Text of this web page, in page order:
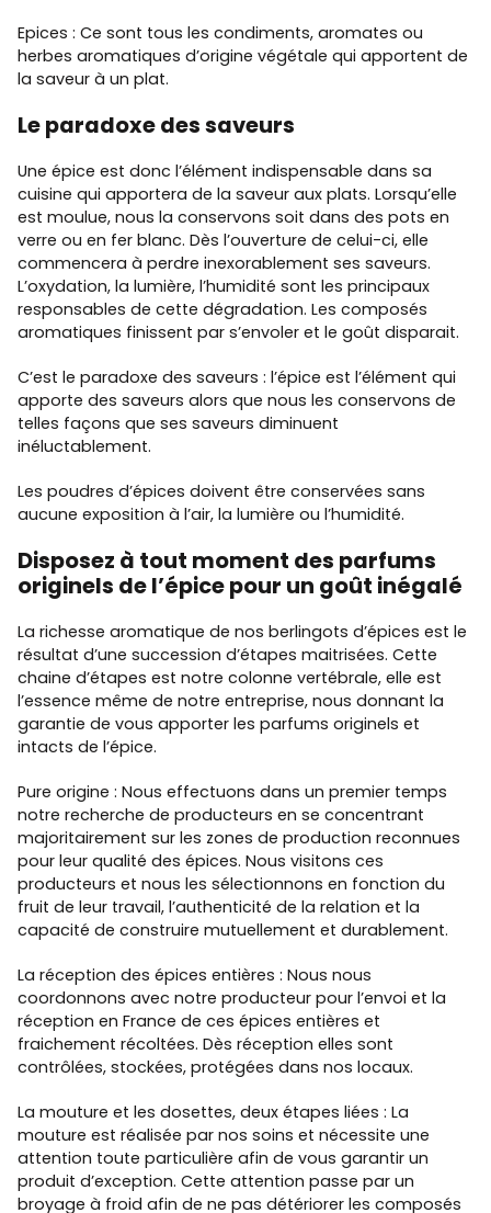
Epices : Ce sont tous les condiments, aromates ou
herbes aromatiques d’origine végétale qui apportent de
la saveur à un plat.
Le paradoxe des saveurs
Une épice est donc l’élément indispensable dans sa
cuisine qui apportera de la saveur aux plats. Lorsqu’elle
est moulue, nous la conservons soit dans des pots en
verre ou en fer blanc. Dès l’ouverture de celui-ci, elle
commencera à perdre inexorablement ses saveurs.
L’oxydation, la lumière, l’humidité sont les principaux
responsables de cette dégradation. Les composés
aromatiques finissent par s’envoler et le goût disparait.
C’est le paradoxe des saveurs : l’épice est l’élément qui
apporte des saveurs alors que nous les conservons de
telles façons que ses saveurs diminuent
inéluctablement.
Les poudres d’épices doivent être conservées sans
aucune exposition à l’air, la lumière ou l’humidité.
Disposez à tout moment des parfums
originels de l’épice pour un goût inégalé
La richesse aromatique de nos berlingots d’épices est le
résultat d’une succession d’étapes maitrisées. Cette
chaine d’étapes est notre colonne vertébrale, elle est
l’essence même de notre entreprise, nous donnant la
garantie de vous apporter les parfums originels et
intacts de l’épice.
Pure origine : Nous effectuons dans un premier temps
notre recherche de producteurs en se concentrant
majoritairement sur les zones de production reconnues
pour leur qualité des épices. Nous visitons ces
producteurs et nous les sélectionnons en fonction du
fruit de leur travail, l’authenticité de la relation et la
capacité de construire mutuellement et durablement.
La réception des épices entières : Nous nous
coordonnons avec notre producteur pour l’envoi et la
réception en France de ces épices entières et
fraichement récoltées. Dès réception elles sont
contrôlées, stockées, protégées dans nos locaux.
La mouture et les dosettes, deux étapes liées : La
mouture est réalisée par nos soins et nécessite une
attention toute particulière afin de vous garantir un
produit d’exception. Cette attention passe par un
broyage à froid afin de ne pas détériorer les composés